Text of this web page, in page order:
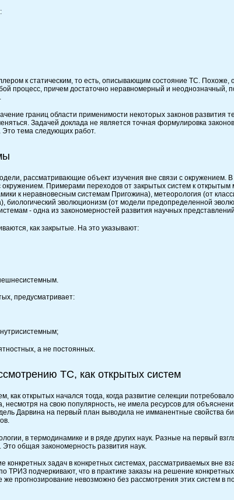
к статическим, то есть, описывающим состояние ТС. Похоже,
процесс, причем достаточно неравномерный и неоднозначный,
границ области применимости некоторых законов развития
Задачей доклада не является точная формулировка
тема следующих работ.
рассматривающие объект изучения вне связи с окружением.
окружением. Примерами переходов от закрытых систем к открытым
к неравновесным системам Пригожина), метеорология (от
биологический эволюционизм (от модели предопределенной
- одна из закономерностей развития научных
как закрытые. На это указывают:
предусматривает:
а не постоянных.
ТС, как открытых систем
как открытых начался тогда, когда развитие селекции
несмотря на свою популярность, не имела ресурсов для
Дарвина на первый план выводила не имманентные свойства
в термодинамике и в ряде других наук. Разные на первый
общая закономерность развития наук.
задач в конкретных системах, рассматриваемых вне
ТРИЗ подчеркивают, что в практике заказы на решение
прогнозирование невозможно без рассмотрения этих систем в